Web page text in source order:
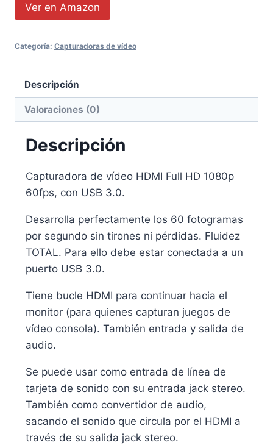
Ver en Amazon
Categoría: Capturadoras de vídeo
Descripción
Valoraciones (0)
Descripción
Capturadora de vídeo HDMI Full HD 1080p
60fps, con USB 3.0.
Desarrolla perfectamente los 60 fotogramas
por segundo sin tirones ni pérdidas. Fluidez
TOTAL. Para ello debe estar conectada a un
puerto USB 3.0.
Tiene bucle HDMI para continuar hacia el
monitor (para quienes capturan juegos de
vídeo consola). También entrada y salida de
audio.
Se puede usar como entrada de línea de
tarjeta de sonido con su entrada jack stereo.
También como convertidor de audio,
sacando el sonido que circula por el HDMI a
través de su salida jack stereo.